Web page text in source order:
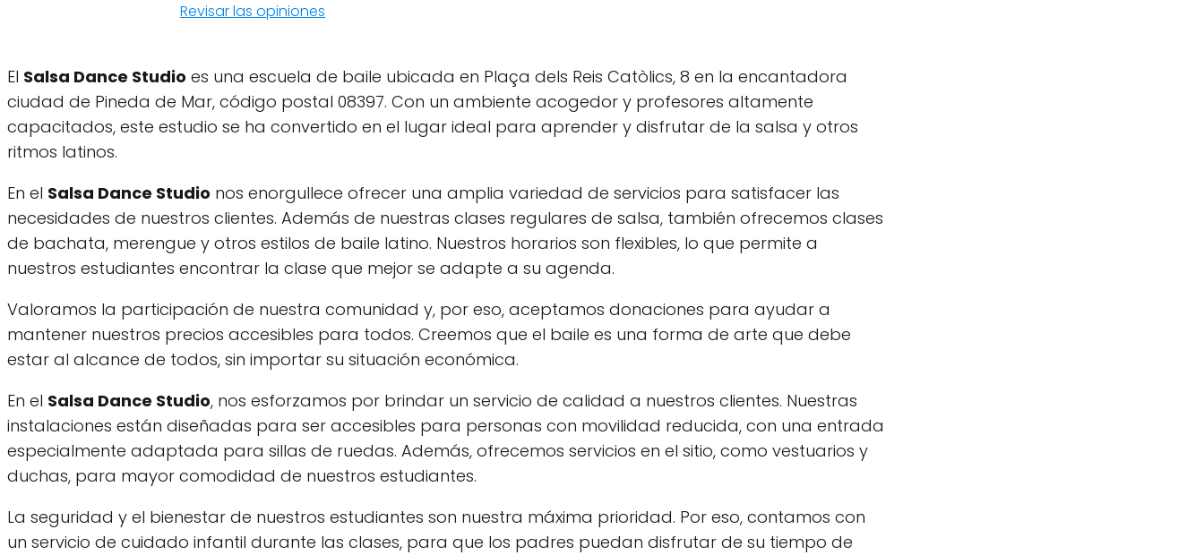
Revisar las opiniones
El Salsa Dance Studio es una escuela de baile ubicada en Plaça dels Reis Catòlics, 8 en la encantadora
ciudad de Pineda de Mar, código postal 08397. Con un ambiente acogedor y profesores altamente
capacitados, este estudio se ha convertido en el lugar ideal para aprender y disfrutar de la salsa y otros
ritmos latinos.
En el Salsa Dance Studio nos enorgullece ofrecer una amplia variedad de servicios para satisfacer las
necesidades de nuestros clientes. Además de nuestras clases regulares de salsa, también ofrecemos clases
de bachata, merengue y otros estilos de baile latino. Nuestros horarios son flexibles, lo que permite a
nuestros estudiantes encontrar la clase que mejor se adapte a su agenda.
Valoramos la participación de nuestra comunidad y, por eso, aceptamos donaciones para ayudar a
mantener nuestros precios accesibles para todos. Creemos que el baile es una forma de arte que debe
estar al alcance de todos, sin importar su situación económica.
En el Salsa Dance Studio, nos esforzamos por brindar un servicio de calidad a nuestros clientes. Nuestras
instalaciones están diseñadas para ser accesibles para personas con movilidad reducida, con una entrada
especialmente adaptada para sillas de ruedas. Además, ofrecemos servicios en el sitio, como vestuarios y
duchas, para mayor comodidad de nuestros estudiantes.
La seguridad y el bienestar de nuestros estudiantes son nuestra máxima prioridad. Por eso, contamos con
un servicio de cuidado infantil durante las clases, para que los padres puedan disfrutar de su tiempo de